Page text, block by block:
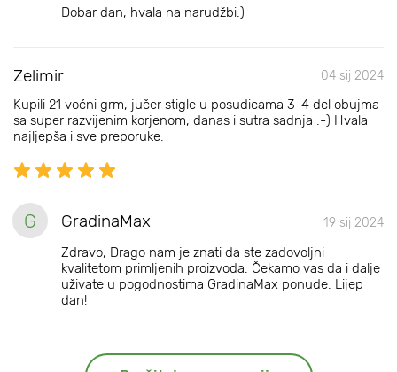
Dobar dan, hvala na narudžbi:)
Zelimir 04 sij 2024
Kupili 21 voćni grm, jučer stigle u posudicama 3-4 dcl obujma
sa super razvijenim korjenom, danas i sutra sadnja :-) Hvala
najljepša i sve preporuke.
G GradinaMax 19 sij 2024
Zdravo, Drago nam je znati da ste zadovoljni
kvalitetom primljenih proizvoda. Čekamo vas da i dalje
uživate u pogodnostima GradinaMax ponude. Lijep
dan!